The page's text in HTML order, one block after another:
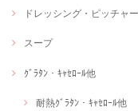
ドレッシング・ピッチャー
スープ
ｸﾞﾗﾀﾝ・ｷｬｾﾛｰﾙ他
耐熱ｸﾞﾗﾀﾝ・ｷｬｾﾛｰﾙ他